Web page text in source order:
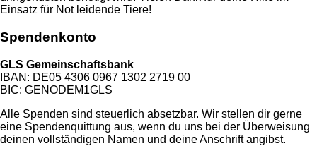
Einsatz für Not leidende Tiere!
Spendenkonto
GLS Gemeinschaftsbank
IBAN: DE05 4306 0967 1302 2719 00
BIC: GENODEM1GLS
Alle Spenden sind steuerlich absetzbar. Wir stellen dir gerne
eine Spendenquittung aus, wenn du uns bei der Überweisung
deinen vollständigen Namen und deine Anschrift angibst.